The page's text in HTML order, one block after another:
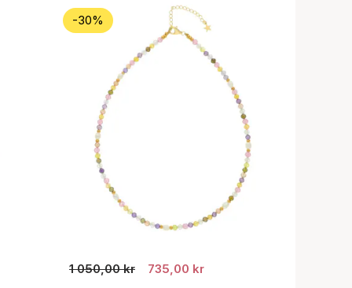
-30%
1 050,00 kr 735,00 kr